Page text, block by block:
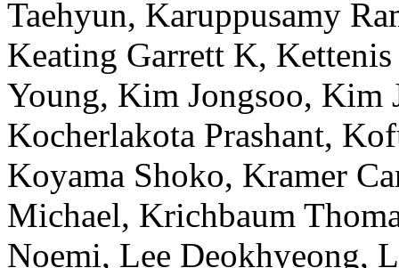
Taehyun, Karuppusamy
Keating Garrett K, Kettenis
Young, Kim Jongsoo, Kim
Kocherlakota Prashant,
Koyama Shoko, Kramer
Michael, Krichbaum
Noemi, Lee Deokhyeong,